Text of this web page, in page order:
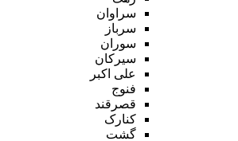
سراوان
سرباز
سوران
سیرکان
علی اکبر
فنوج
قصرقند
کنارک
گشت